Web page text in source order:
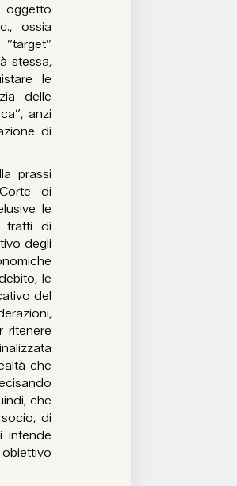
ossia
stessa,
le
delle
anzi
di
prassi
di
le
tratti di
degli
le
del
ritenere
che
che
di
intende